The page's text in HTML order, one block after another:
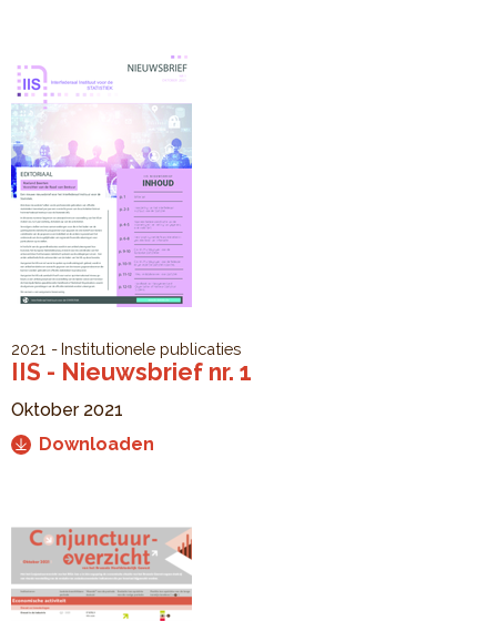
2021 Institutionele publicaties
IIS - Nieuwsbrief nr. 1
Oktober 2021
Downloaden